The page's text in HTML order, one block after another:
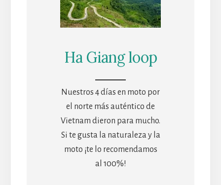
Ha Giang loop
Nuestros 4 días en moto por
el norte más auténtico de
Vietnam dieron para mucho.
Si te gusta la naturaleza y la
moto ¡te lo recomendamos
al 100%!